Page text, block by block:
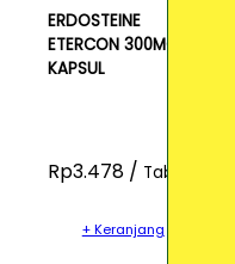
ERDOSTEINE
ETERCON 300MG
KAPSUL
Rp3.478 / Tablet
+ Keranjang